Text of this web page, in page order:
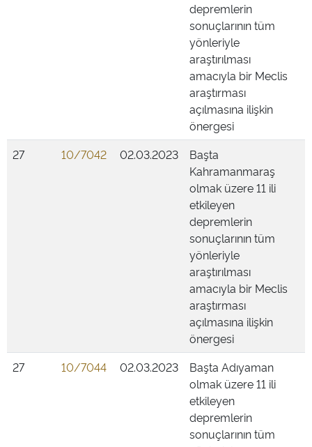
depremlerin
sonuçlarının tüm
yönleriyle
araştırılması
amacıyla bir Meclis
araştırması
açılmasına ilişkin
önergesi
27
10/7042 02.03.2023
Başta
Kahramanmaraş
olmak üzere 11 ili
etkileyen
depremlerin
sonuçlarının tüm
yönleriyle
araştırılması
amacıyla bir Meclis
araştırması
açılmasına ilişkin
önergesi
27
10/7044 02.03.2023
Başta Adıyaman
olmak üzere 11 ili
etkileyen
depremlerin
sonuçlarının tüm